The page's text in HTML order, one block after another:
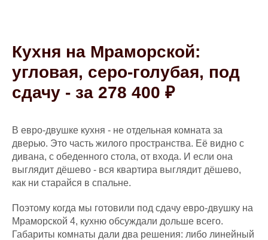
Кухня на Мраморской:
угловая, серо-голубая, под
сдачу - за 278 400 ₽
В евро-двушке кухня - не отдельная комната за
дверью. Это часть жилого пространства. Её видно с
дивана, с обеденного стола, от входа. И если она
выглядит дёшево - вся квартира выглядит дёшево,
как ни старайся в спальне.
Поэтому когда мы готовили под сдачу евро-двушку на
Мраморской 4, кухню обсуждали дольше всего.
Габариты комнаты дали два решения: либо линейный